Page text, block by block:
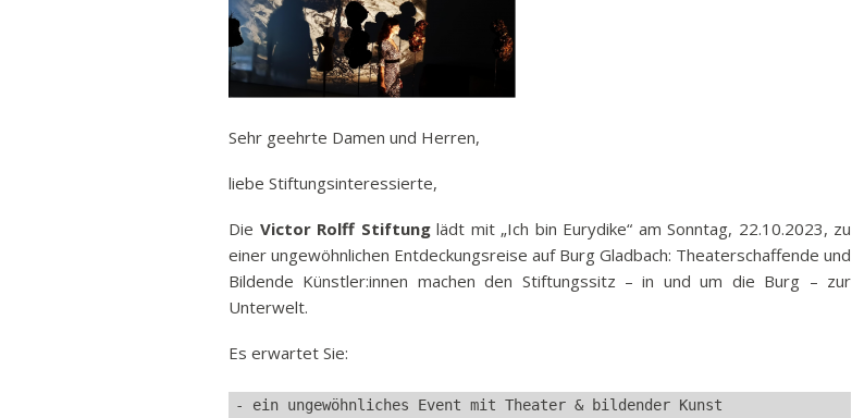
Rundfunkbeitrag
Schulden
Strafen
Sehr geehrte Damen und Herren,
liebe Stiftungsinteressierte,
Die Victor Rolff Stiftunglädt mit „Ich bin Eurydike“ am Sonntag, 22.10.2023, zu
einer ungewöhnlichen Entdeckungsreise auf Burg Gladbach: Theaterschaffende und
Bildende Künstler:innen machen den Stiftungssitz – in und um die Burg – zur
Unterwelt.
Es erwartet Sie:
- ein ungewöhnliches Event mit Theater & bildender Kunst